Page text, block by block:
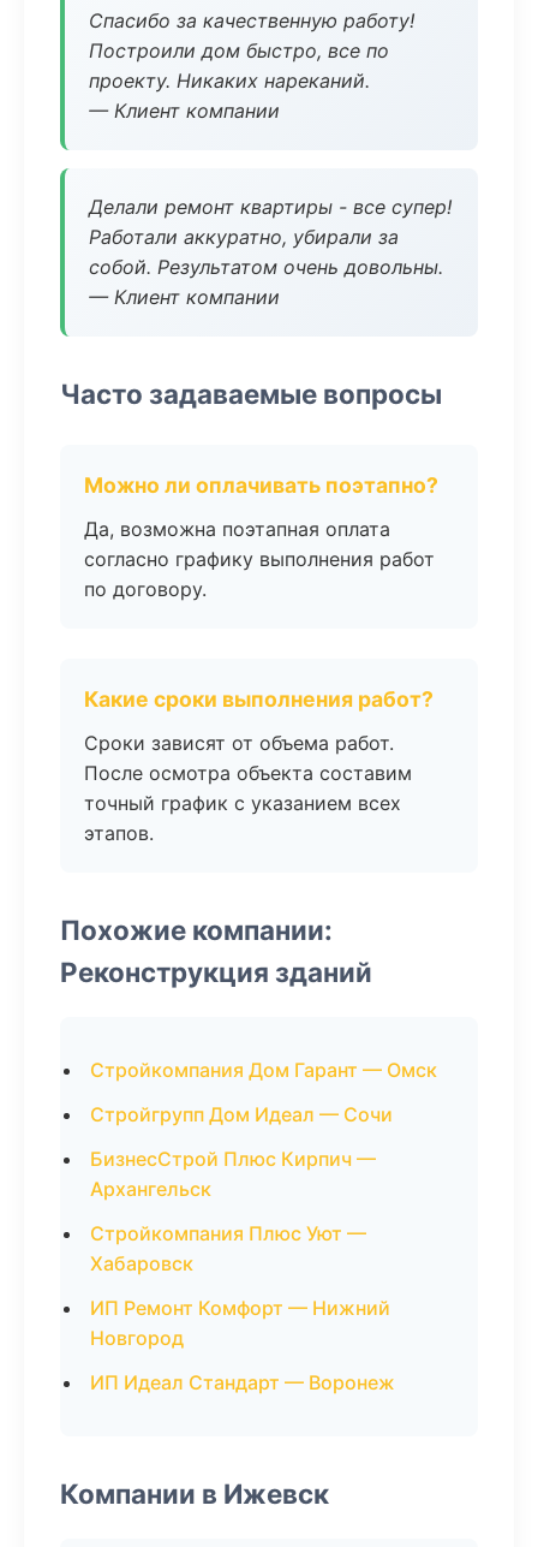
Спасибо за качественную работу!
Построили дом быстро, все по
проекту. Никаких нареканий.
— Клиент компании
Делали ремонт квартиры - все супер!
Работали аккуратно, убирали за
собой. Результатом очень довольны.
— Клиент компании
Часто задаваемые вопросы
Можно ли оплачивать поэтапно?
Да, возможна поэтапная оплата
согласно графику выполнения работ
по договору.
Какие сроки выполнения работ?
Сроки зависят от объема работ.
После осмотра объекта составим
точный график с указанием всех
этапов.
Похожие компании:
Реконструкция зданий
Стройкомпания Дом Гарант — Омск
Стройгрупп Дом Идеал — Сочи
БизнесСтрой Плюс Кирпич —
Архангельск
Стройкомпания Плюс Уют —
Хабаровск
ИП Ремонт Комфорт — Нижний
Новгород
ИП Идеал Стандарт — Воронеж
Компании в Ижевск